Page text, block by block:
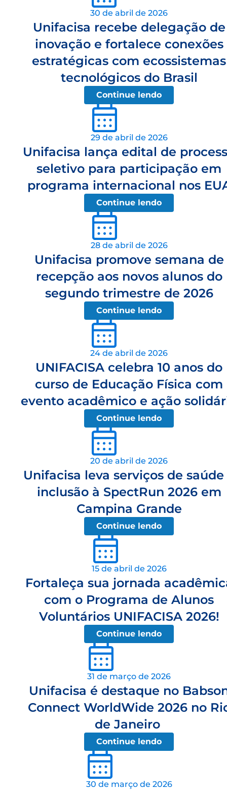
30 de abril de 2026
Unifacisa recebe delegação de
inovação e fortalece conexões
estratégicas com ecossistemas
tecnológicos do Brasil
Continue lendo
29 de abril de 2026
Unifacisa lança edital de
seletivo para participação em
programa internacional nos
Continue lendo
28 de abril de 2026
Unifacisa promove semana de
recepção aos novos alunos do
segundo trimestre de 2026
Continue lendo
24 de abril de 2026
UNIFACISA celebra 10 anos do
curso de Educação Física com
evento acadêmico e ação
Continue lendo
20 de abril de 2026
Unifacisa leva serviços de saúde
inclusão à SpectRun 2026 em
Campina Grande
Continue lendo
15 de abril de 2026
Fortaleça sua jornada
com o Programa de Alunos
Voluntários UNIFACISA 2026!
Continue lendo
31 de março de 2026
Unifacisa é destaque no
Connect WorldWide 2026 no
de Janeiro
Continue lendo
30 de março de 2026